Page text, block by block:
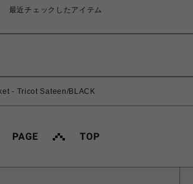
最近チェックしたアイテム
- Tricot Sateen/BLACK